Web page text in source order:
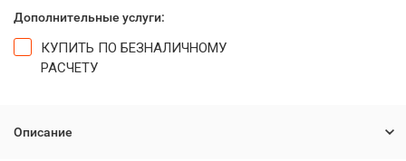
Дополнительные услуги:
КУПИТЬ ПО БЕЗНАЛИЧНОМУ
РАСЧЕТУ
Описание